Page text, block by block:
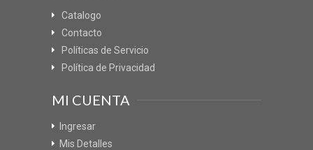
Catalogo
Contacto
Políticas de Servicio
Política de Privacidad
MI CUENTA
Ingresar
Mis Detalles